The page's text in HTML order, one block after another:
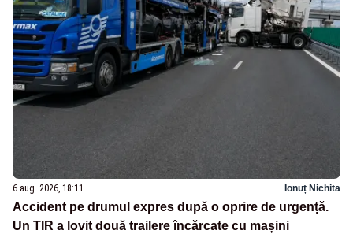
6 aug. 2026, 18:11 Ionuț Nichita
Accident pe drumul expres după o oprire de urgență.
Un TIR a lovit două trailere încărcate cu mașini